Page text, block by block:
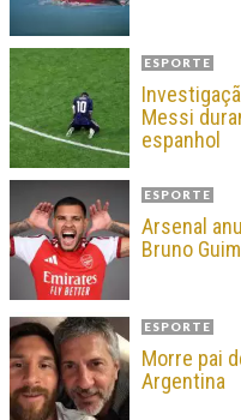
ESPORTE
Messi
espanhol
ESPORTE
Arsenal
Bruno
ESPORTE
Morre pai
Argentina